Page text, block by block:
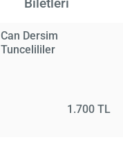
Can Dersim
Tuncelililer
1.700 TL